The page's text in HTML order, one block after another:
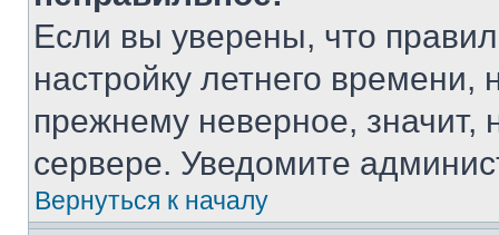
Если вы уверены, что
настройку летнего
прежнему неверное, значит,
сервере. Уведомите
Вернуться к началу